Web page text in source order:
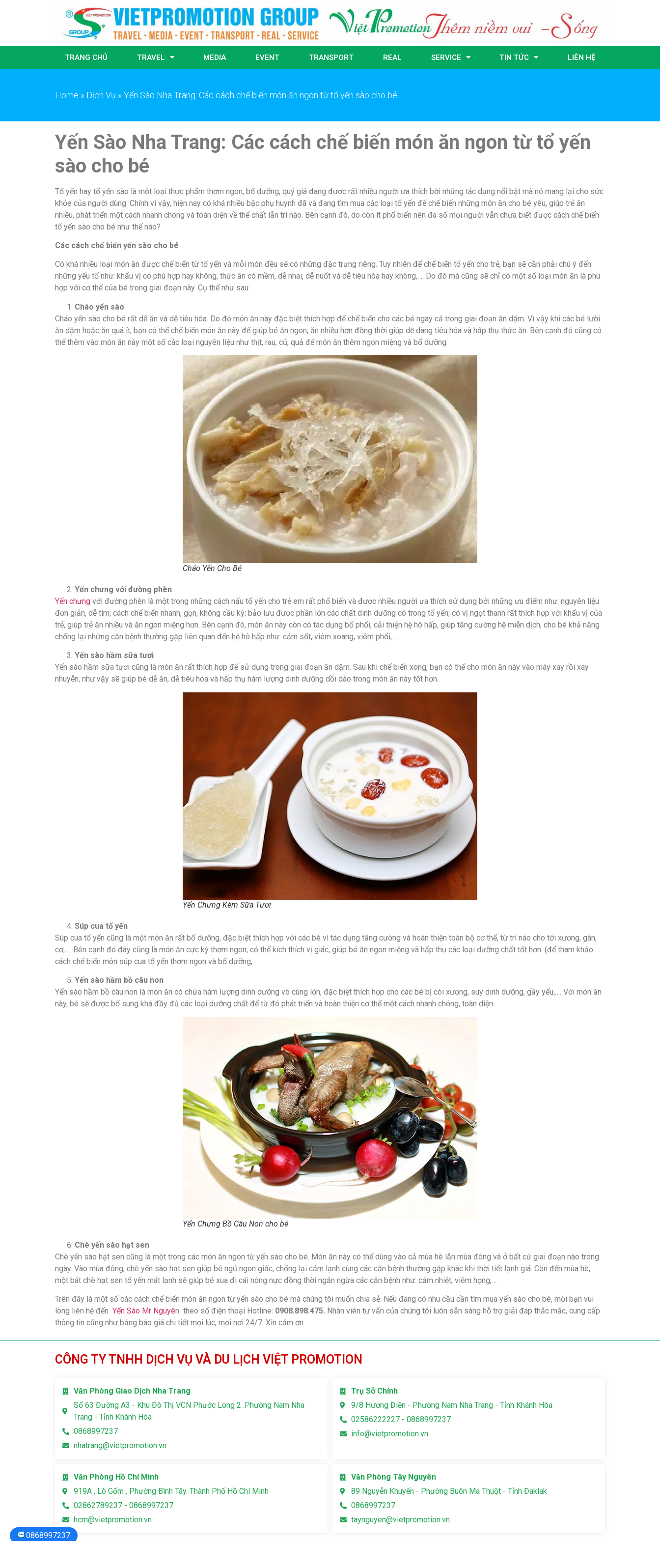
TRANG CHỦ TRAVEL MEDIA EVENT TRANSPORT REAL SERVICE TIN TỨC LIÊN HỆ
Home » Dịch Vụ »Yến Sào Nha Trang: Các cách chế biến món ăn ngon từ tổ yến sào cho bé
0868997237
Yến Sào Nha Trang: Các cách chế biến món ăn ngon từ tổ yến
sào cho bé
Tổ yến hay tổ yến sào là một loại thực phẩm thơm ngon, bổ dưỡng, quý giá đang được rất nhiều người ưa thích bởi những tác dụng nổi bật mà nó mang lại cho sức
khỏe của người dùng. Chính vì vậy, hiện nay có khá nhiều bậc phụ huynh đã và đang tìm mua các loại tổ yến để chế biến những món ăn cho bé yêu, giúp trẻ ăn
nhiều, phát triển một cách nhanh chóng và toàn diện về thể chất lẫn trí não. Bên cạnh đó, do còn ít phổ biến nên đa số mọi người vẫn chưa biết được cách chế biến
tổ yến sào cho bé như thế nào?
Các cách chế biến yến sào cho bé
Có khá nhiều loại món ăn được chế biến từ tổ yến và mỗi món đều sẽ có những đặc trưng riêng. Tuy nhiên để chế biến tổ yến cho trẻ, bạn sẽ cần phải chú ý đến
những yếu tố như: khẩu vị có phù hợp hay không, thức ăn có mềm, dễ nhai, dễ nuốt và dễ tiêu hóa hay không,…. Do đó mà cũng sẽ chỉ có một số loại món ăn là phù
hợp với cơ thể của bé trong giai đoạn này. Cụ thể như sau:
Cháo yến sào
Cháo yến sào cho bé rất dễ ăn và dễ tiêu hóa. Do đó món ăn này đặc biệt thích hợp để chế biến cho các bé ngay cả trong giai đoạn ăn dặm. Vì vậy khi các bé lười
ăn dặm hoặc ăn quá ít, bạn có thể chế biến món ăn này để giúp bé ăn ngon, ăn nhiều hơn đồng thời giúp dễ dàng tiêu hóa và hấp thụ thức ăn. Bên cạnh đó cũng có
thể thêm vào món ăn này một số các loại nguyên liệu như thịt, rau, củ, quả để món ăn thêm ngon miệng và bổ dưỡng.
Cháo Yến Cho Bé
Yến chưng với đường phèn
Yến chưng với đường phèn là một trong những cách nấu tổ yến cho trẻ em rất phổ biến và được nhiều người ưa thích sử dụng bởi những ưu điểm như: nguyên liệu
đơn giản, dễ tìm; cách chế biến nhanh, gọn, không cầu kỳ; bảo lưu được phần lớn các chất dinh dưỡng có trong tổ yến; có vị ngọt thanh rất thích hợp với khẩu vị của
trẻ, giúp trẻ ăn nhiều và ăn ngon miệng hơn. Bên cạnh đó, món ăn này còn có tác dụng bổ phổi, cải thiện hệ hô hấp, giúp tăng cường hệ miễn dịch, cho bé khả năng
chống lại những căn bệnh thường gặp liên quan đến hệ hô hấp như: cảm sốt, viêm xoang, viêm phổi,….
Yến sào hầm sữa tươi
Yến sào hầm sữa tươi cũng là món ăn rất thích hợp để sử dụng trong giai đoạn ăn dặm. Sau khi chế biến xong, bạn có thể cho món ăn này vào máy xay rồi xay
nhuyễn, như vậy sẽ giúp bé dễ ăn, dễ tiêu hóa và hấp thụ hàm lượng dinh dưỡng dồi dào trong món ăn này tốt hơn.
Yến Chưng Kèm Sữa Tươi
Súp cua tổ yến
Súp cua tổ yến cũng là một món ăn rất bổ dưỡng, đặc biệt thích hợp với các bé vì tác dụng tăng cường và hoàn thiện toàn bộ cơ thể, từ trí não cho tới xương, gân,
cơ,…. Bên cạnh đó đây cũng là món ăn cực kỳ thơm ngon, có thể kích thích vị giác, giúp bé ăn ngon miệng và hấp thụ các loại dưỡng chất tốt hơn. (để tham khảo
cách chế biến món súp cua tổ yến thơm ngon và bổ dưỡng,
Yến sào hầm bồ câu non
Yến sào hầm bồ câu non là món ăn có chứa hàm lượng dinh dưỡng vô cùng lớn, đặc biệt thích hợp cho các bé bị còi xương, suy dinh dưỡng, gầy yếu,…. Với món ăn
này, bé sẽ được bổ sung khá đầy đủ các loại dưỡng chất để từ đó phát triển và hoàn thiện cơ thể một cách nhanh chóng, toàn diện.
Yến Chưng Bồ Câu Non cho bé
Chè yến sào hạt sen
Chè yến sào hạt sen cũng là một trong các món ăn ngon từ yến sào cho bé. Món ăn này có thể dùng vào cả mùa hè lẫn mùa đông và ở bất cứ giai đoạn nào trong
ngày. Vào mùa đông, chè yến sào hạt sen giúp bé ngủ ngon giấc, chống lại cảm lạnh cùng các căn bệnh thường gặp khác khi thời tiết lạnh giá. Còn đến mùa hè,
một bát chè hạt sen tổ yến mát lạnh sẽ giúp bé xua đi cái nóng nực đồng thời ngăn ngừa các căn bệnh như: cảm nhiệt, viêm họng,….
Trên đây là một số các cách chế biến món ăn ngon từ yến sào cho bé mà chúng tôi muốn chia sẻ. Nếu đang có nhu cầu cần tìm mua yến sào cho bé, mời bạn vui
lòng liên hệ đến Yến Sào Mr Nguyên theo số điện thoại Hotline: 0908.898.475. Nhân viên tư vấn của chúng tôi luôn sẵn sàng hỗ trợ giải đáp thắc mắc, cung cấp
thông tin cũng như bảng báo giá chi tiết mọi lúc, mọi nơi 24/7. Xin cảm ơn
CÔNG TY TNHH DỊCH VỤ VÀ DU LỊCH VIỆT PROMOTION
Văn Phòng Giao Dịch Nha Trang
Số 63 Đường A3 - Khu Đô Thị VCN Phước Long 2 .Phường Nam Nha
Trang - Tỉnh Khánh Hòa
0868997237
nhatrang@vietpromotion.vn
Trụ Sở Chính
9/8 Hương Điền - Phường Nam Nha Trang - Tỉnh Khánh Hòa
02586222227 - 0868997237
info@vietpromotion.vn
Văn Phòng Hồ Chí Minh
919A , Lò Gốm , Phường Bình Tây. Thành Phố Hồ Chí Minh
02862789237 - 0868997237
hcm@vietpromotion.vn
Văn Phòng Tây Nguyên
89 Nguyễn Khuyến - Phường Buôn Ma Thuột - Tỉnh Đaklak
0868997237
taynguyen@vietpromotion.vn